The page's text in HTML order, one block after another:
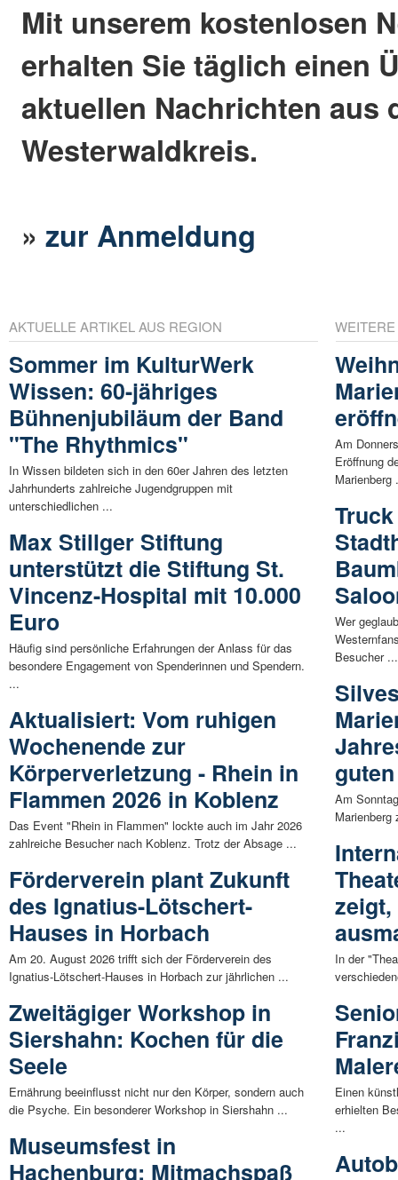
Mit unserem kostenlosen
erhalten Sie täglich einen
aktuellen Nachrichten aus
Westerwaldkreis.
»zur Anmeldung
AKTUELLE ARTIKEL AUS REGION
Sommer im KulturWerk
Wissen: 60-jähriges
Bühnenjubiläum der Band
"The Rhythmics"
In Wissen bildeten sich in den 60er Jahren des letzten
Jahrhunderts zahlreiche Jugendgruppen mit
unterschiedlichen ...
Max Stillger Stiftung
unterstützt die Stiftung St.
Vincenz-Hospital mit 10.000
Euro
Häufig sind persönliche Erfahrungen der Anlass für das
besondere Engagement von Spenderinnen und Spendern.
...
Aktualisiert: Vom ruhigen
Wochenende zur
Körperverletzung - Rhein in
Flammen 2026 in Koblenz
Das Event "Rhein in Flammen" lockte auch im Jahr 2026
zahlreiche Besucher nach Koblenz. Trotz der Absage ...
Förderverein plant Zukunft
des Ignatius-Lötschert-
Hauses in Horbach
Am 20. August 2026 trifft sich der Förderverein des
Ignatius-Lötschert-Hauses in Horbach zur jährlichen ...
Zweitägiger Workshop in
Siershahn: Kochen für die
Seele
Ernährung beeinflusst nicht nur den Körper, sondern auch
die Psyche. Ein besonderer Workshop in Siershahn ...
Museumsfest in
Hachenburg: Mitmachspaß
Am
Eröffnung
Marienberg
Wer
Besucher ...
Am
In der
Einen
erhielten
...